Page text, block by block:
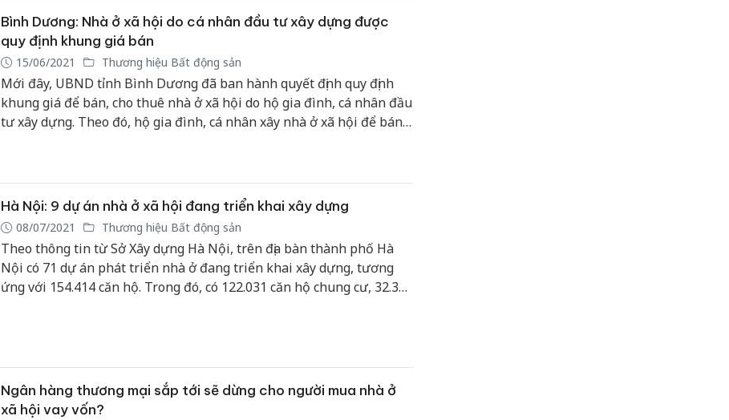
Bình Dương: Nhà ở xã hội do cá nhân đầu tư xây dựng được
quy định khung giá bán
15/06/2021 Thương hiệu Bất động sản
Mới đây, UBND tỉnh Bình Dương đã ban hành quyết định quy định
khung giá để bán, cho thuê nhà ở xã hội do hộ gia đình, cá nhân đầu
tư xây dựng. Theo đó, hộ gia đình, cá nhân xây nhà ở xã hội để bán,
Hà Nội: 9 dự án nhà ở xã hội đang triển khai xây dựng
08/07/2021 Thương hiệu Bất động sản
Theo thông tin từ Sở Xây dựng Hà Nội, trên địa bàn thành phố Hà
Nội có 71 dự án phát triển nhà ở đang triển khai xây dựng, tương
ứng với 154.414 căn hộ. Trong đó, có 122.031 căn hộ chung cư, 32.383
Ngân hàng thương mại sắp tới sẽ dừng cho người mua nhà ở
xã hội vay vốn?